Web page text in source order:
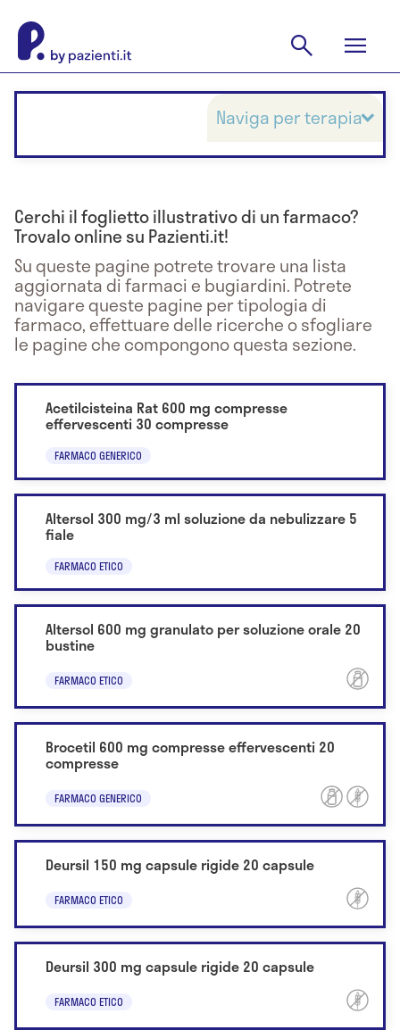
Cerchi il foglietto illustrativo di un farmaco?
Trovalo online su Pazienti.it!
Su queste pagine potrete trovare una lista
aggiornata di farmaci e bugiardini. Potrete
navigare queste pagine per tipologia di
farmaco, effettuare delle ricerche o sfogliare
le pagine che compongono questa sezione.
Acetilcisteina Rat 600 mg compresse
effervescenti 30 compresse
FARMACO GENERICO
Altersol 300 mg/3 ml soluzione da nebulizzare 5
fiale
FARMACO ETICO
Altersol 600 mg granulato per soluzione orale 20
bustine
FARMACO ETICO
Brocetil 600 mg compresse effervescenti 20
compresse
FARMACO GENERICO
Deursil 150 mg capsule rigide 20 capsule
FARMACO ETICO
Deursil 300 mg capsule rigide 20 capsule
FARMACO ETICO
Naviga per terapia